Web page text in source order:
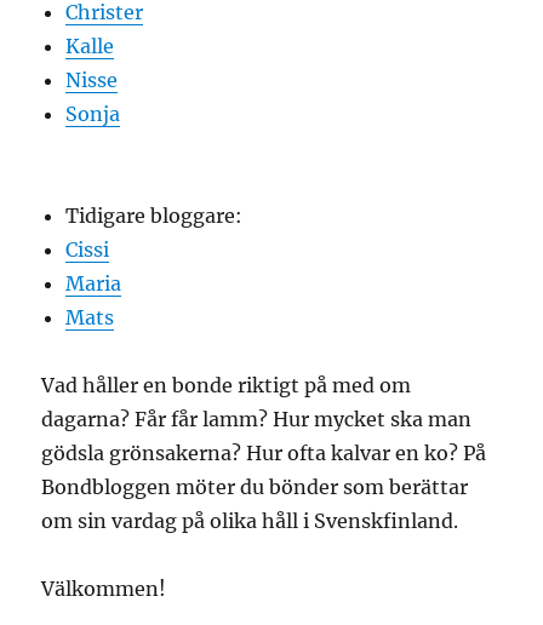
Christer
Kalle
Nisse
Sonja
Tidigare bloggare:
Cissi
Maria
Mats
Vad håller en bonde riktigt på med om
dagarna? Får får lamm? Hur mycket ska man
gödsla grönsakerna? Hur ofta kalvar en ko? På
Bondbloggen möter du bönder som berättar
om sin vardag på olika håll i Svenskfinland.
Välkommen!